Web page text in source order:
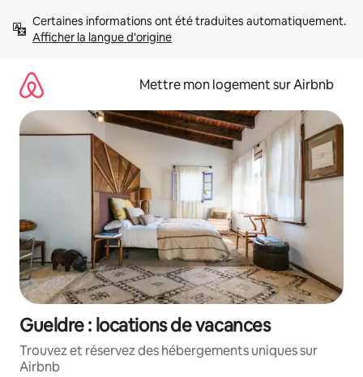
directement
Afficher la langue d'origine
Mettre mon logement sur Airbnb
Gueldre : locations de vacances
Trouvez et réservez des hébergements uniques sur
Airbnb